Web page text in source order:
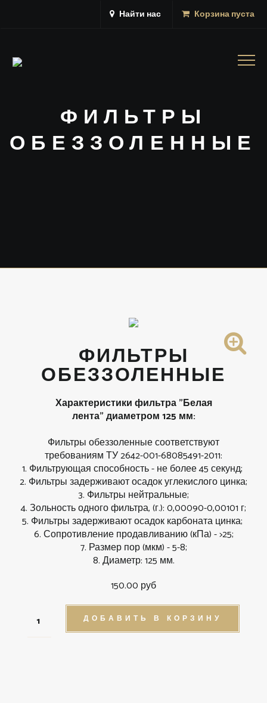
Найти нас Корзина пуста
ФИЛЬТРЫ
ОБЕЗЗОЛЕННЫЕ
ФИЛЬТРЫ
ОБЕЗЗОЛЕННЫЕ
Характеристики фильтра"Белая
лента"диаметром 125 мм:
Фильтры обеззоленные соответствуют
требованиям ТУ 2642-001-68085491-2011:
1. Фильтрующая способность - не более 45 секунд;
2. Фильтры задерживают осадок углекислого цинка;
3. Фильтры нейтральные;
4. Зольность одного фильтра, (г.): 0,00090-0,00101 г;
5. Фильтры задерживают осадок карбоната цинка;
6. Сопротивление продавливанию (кПа) - >25;
7. Размер пор (мкм) - 5-8;
8. Диаметр: 125 мм.
150.00 руб
ДОБАВИТЬ В КОРЗИНУ